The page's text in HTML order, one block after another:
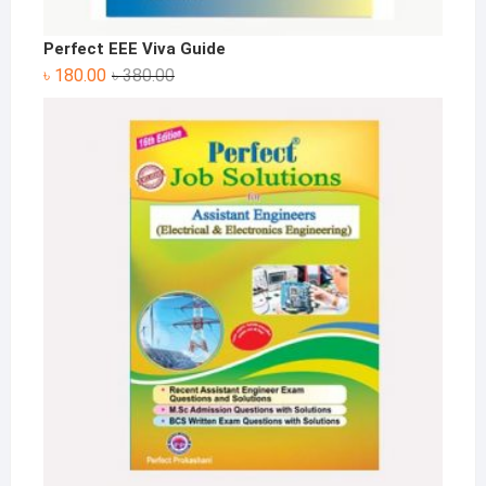
Perfect EEE Viva Guide
৳380.00Original
was:
৳ 380.00.
৳ 180.00
Current
is:
৳ 180.00.